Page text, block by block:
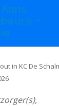
-
in KC De